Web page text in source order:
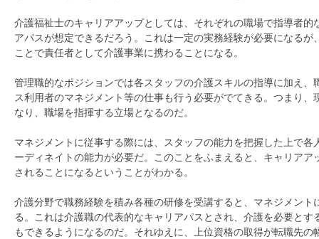
介護福祉士のキャリアアップとしては、それぞれの職場で指導者
アパスが想定できるだろう。これは一定の実務経験が必要になる
ことで責任者として介護事業に携わることになる。
管理職的なポジションでは各スタッフの介護スキルの指導に加え
ス利用者のマネジメント等の仕事も行う必要がでてきる。つまり
なり、職場を指揮する立場となるのだ。
マネジメントに従事する際には、スタッフの能力を把握した上で
ーディネイトの能力が必要だ。このことをふまえると、キャリア
されることになるということがわかる。
介護分野で職務経験を積み各種の研修を受講すると、マネジメント
る。これは介護職の代表的なキャリアパスとされ、介護を必要と
もできるようになるのだ。それゆえに、上位資格の取得が転職先